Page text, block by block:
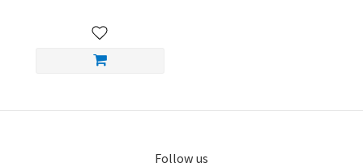
Follow us